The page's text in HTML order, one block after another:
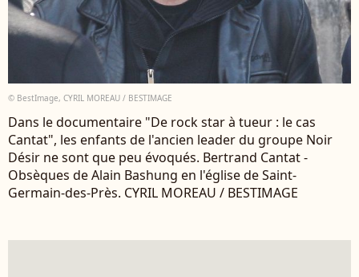
© BestImage, CYRIL MOREAU / BESTIMAGE
Dans le documentaire "De rock star à tueur : le cas
Cantat", les enfants de l'ancien leader du groupe Noir
Désir ne sont que peu évoqués. Bertrand Cantat -
Obsèques de Alain Bashung en l'église de Saint-
Germain-des-Près. CYRIL MOREAU / BESTIMAGE